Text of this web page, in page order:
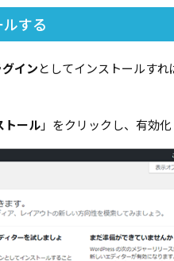
する
インとしてインストールす
ール」をクリックし、有効化